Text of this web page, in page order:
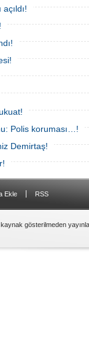
sonra sağ bulunan ancak
hayatını
ölümüyle ilgili
dikkat
yer aldı.
Polis koruması…!
Demirtaş!
Ekle RSS
gösterilmeden